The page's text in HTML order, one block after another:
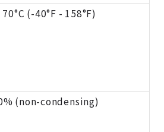
(-40°F - 158°F)
(non-condensing)